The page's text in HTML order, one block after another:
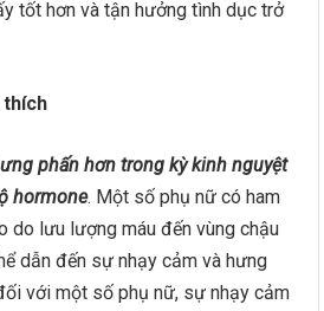
tốt hơn và tận hưởng tình dục trở
thích
phấn hơn trong kỳ kinh nguyệt
hormone. Một số phụ nữ có ham
do lưu lượng máu đến vùng chậu
dẫn đến sự nhạy cảm và hưng
với một số phụ nữ, sự nhạy cảm